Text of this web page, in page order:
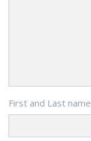
First and Last name